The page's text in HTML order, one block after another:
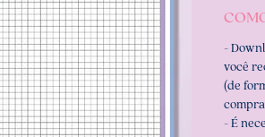
-
você
(de
- É